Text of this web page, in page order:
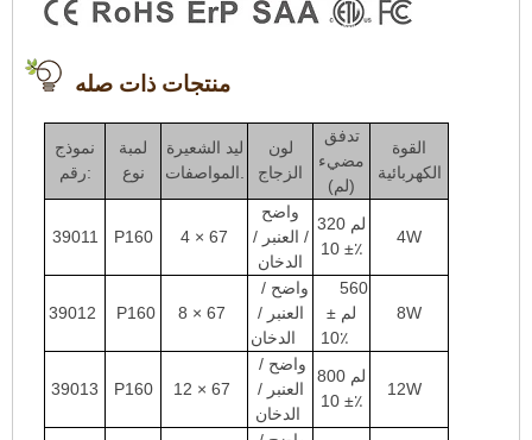
منتجات ذات صله
نموذج
رقم:
لمبة
نوع
ليد الشعيرة
لون
الزجاج
تدفق
مضيء
(لم)
القوة
الكهربائية
39011 P160 4 × 67
واضح
/ العنبر /
الدخان
320 لم
± 10٪
4W
39012 P160 8 × 67
العنبر /
الدخان
560
لم ±
10٪
8W
39013 P160 12 × 67
العنبر /
800 لم
± 10٪
12W